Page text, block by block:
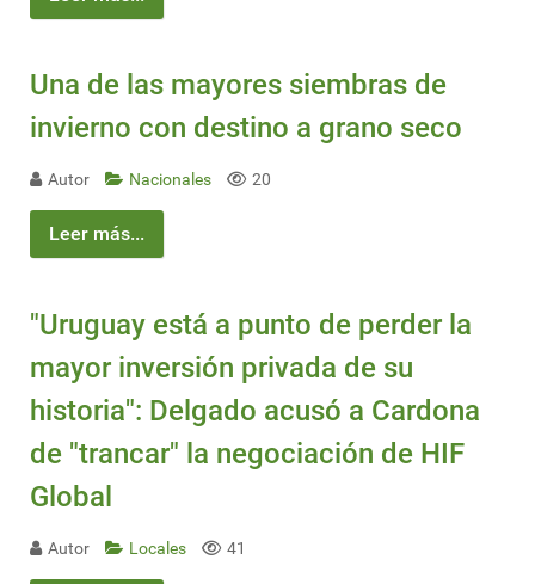
Una de las mayores siembras de
invierno con destino a grano seco
Autor Nacionales 20
Leer más...
"Uruguay está a punto de perder la
mayor inversión privada de su
historia": Delgado acusó a Cardona
de "trancar" la negociación de HIF
Global
Autor Locales 41